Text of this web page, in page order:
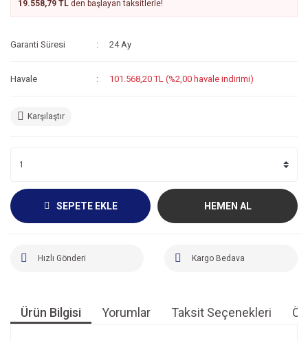
19.558,79 TL den başlayan taksitlerle!
Garanti Süresi 24 Ay
Havale 101.568,20 TL (%2,00 havale indirimi)
Karşılaştır
SEPETE EKLE HEMEN AL
Hızlı Gönderi Kargo Bedava
Ürün Bilgisi Yorumlar Taksit Seçenekleri